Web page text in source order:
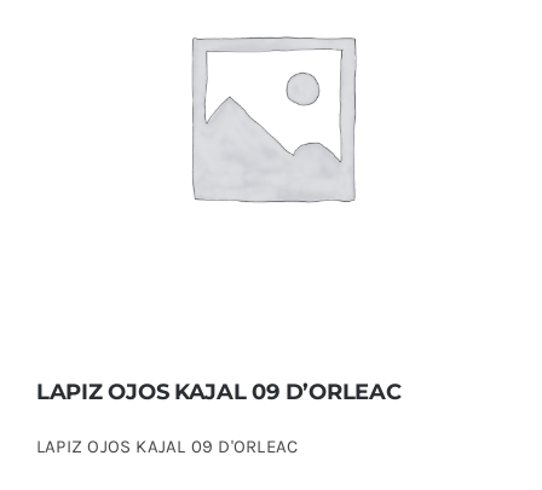
LAPIZ OJOS KAJAL 09 D’ORLEAC
LAPIZ OJOS KAJAL 09 D’ORLEAC
LAPIZ OJOS KAJAL 09 D'ORLEAC